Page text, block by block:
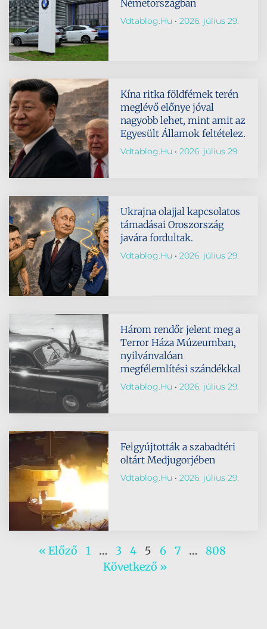
Németországban
Vdtablog.hu 2026. július 29.
Kína ritka földfémek terén
meglévő előnye jóval
nagyobb lehet, mint amit az
Egyesült Államok feltételez.
Vdtablog.hu 2026. július 29.
Ukrajna olajjal kapcsolatos
támadásai Oroszország
javára fordultak.
Vdtablog.hu 2026. július 29.
Három rendőr jelent meg a
Terror Háza Múzeumban,
nyilvánvalóan
megfélemlítési szándékkal
Vdtablog.hu 2026. július 29.
Felgyújtották a szabadtéri
oltárt Medjugorjében
Vdtablog.hu 2026. július 29.
« Előző 1 … 3 4 5 6 7 …
808
Következő »